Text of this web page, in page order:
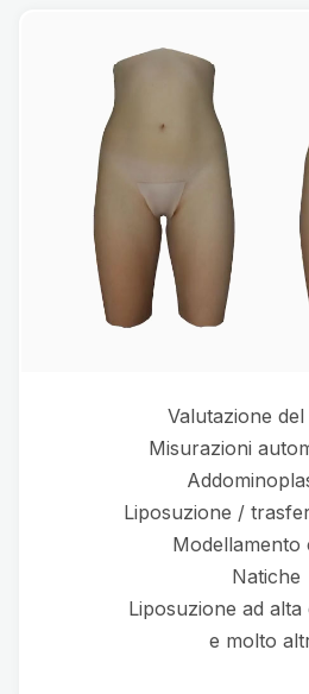
Valutazione
Misurazioni
Liposuzione /
Modellamento
Natiche
Liposuzione ad alta
e molto